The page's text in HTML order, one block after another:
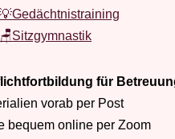
für
vorab per Post
bequem online per Zoom